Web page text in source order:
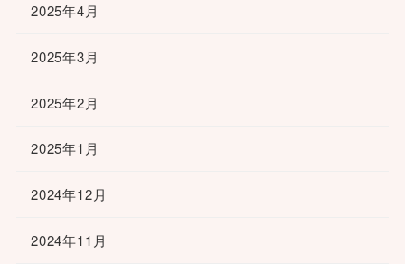
2025年4月
2025年3月
2025年2月
2025年1月
2024年12月
2024年11月